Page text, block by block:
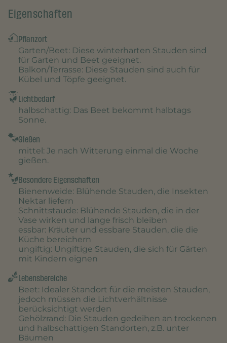
Eigenschaften
Pflanzort
Garten/Beet: Diese winterharten Stauden sind
für Garten und Beet geeignet.
Balkon/Terrasse: Diese Stauden sind auch für
Kübel und Töpfe geeignet.
Lichtbedarf
halbschattig: Das Beet bekommt halbtags
Sonne.
Gießen
mittel: Je nach Witterung einmal die Woche
gießen.
Besondere Eigenschaften
Bienenweide: Blühende Stauden, die Insekten
Nektar liefern
Schnittstaude: Blühende Stauden, die in der
Vase wirken und lange frisch bleiben
essbar: Kräuter und essbare Stauden, die die
Küche bereichern
ungiftig: Ungiftige Stauden, die sich für Gärten
mit Kindern eignen
Lebensbereiche
Beet: Idealer Standort für die meisten Stauden,
jedoch müssen die Lichtverhältnisse
berücksichtigt werden
Gehölzrand: Die Stauden gedeihen an trockenen
und halbschattigen Standorten, z.B. unter
Bäumen